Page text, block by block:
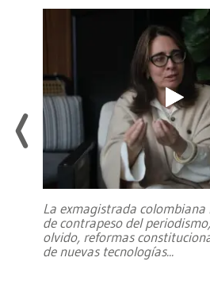
La exmagistrada
de contrapeso del
olvido, reformas
de nuevas tecnologías...